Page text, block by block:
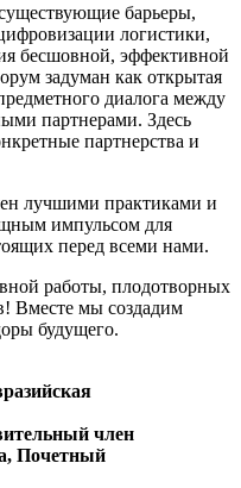
барьеры,
логистики,
бесшовной, эффективной
задуман как открытая
диалога между
партнерами. Здесь
партнерства и
лучшими практиками и
импульсом для
перед всеми нами.
работы, плодотворных
Вместе мы создадим
будущего.
член
Почетный